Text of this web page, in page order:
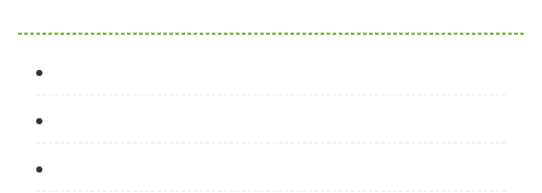
守护生育希望 赋能县域基层｜未来妈妈行动...
为造福更多留守儿童而奋斗 ——在鸿基金第...